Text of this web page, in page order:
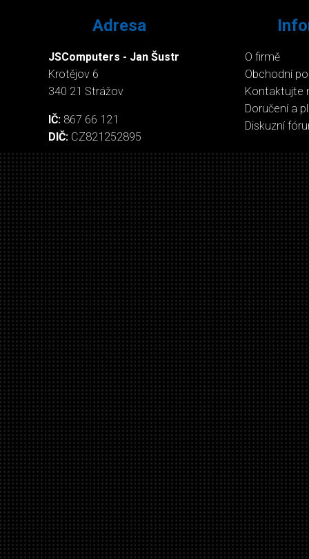
Adresa
JSComputers - Jan Šustr
Krotějov 6
340 21 Strážov
IČ: 867 66 121
DIČ: CZ821252895
O firmě
Obchodní
Kontaktujte
Doručení a
Diskuzní